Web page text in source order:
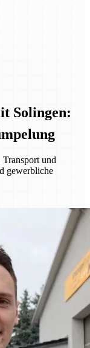
Solingen:
und
gewerbliche